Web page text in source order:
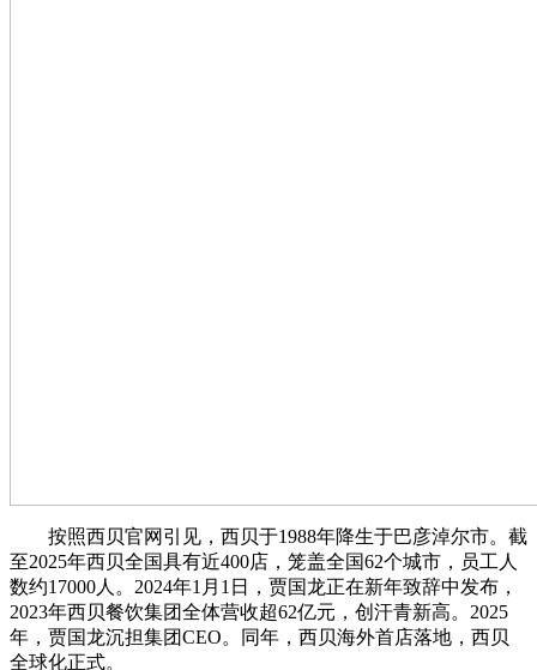
按照西贝官网引见，西贝于1988年降生于巴彦淖尔市。截
至2025年西贝全国具有近400店，笼盖全国62个城市，员工人
数约17000人。2024年1月1日，贾国龙正在新年致辞中发布，
2023年西贝餐饮集团全体营收超62亿元，创汗青新高。2025
年，贾国龙沉担集团CEO。同年，西贝海外首店落地，西贝
全球化正式。